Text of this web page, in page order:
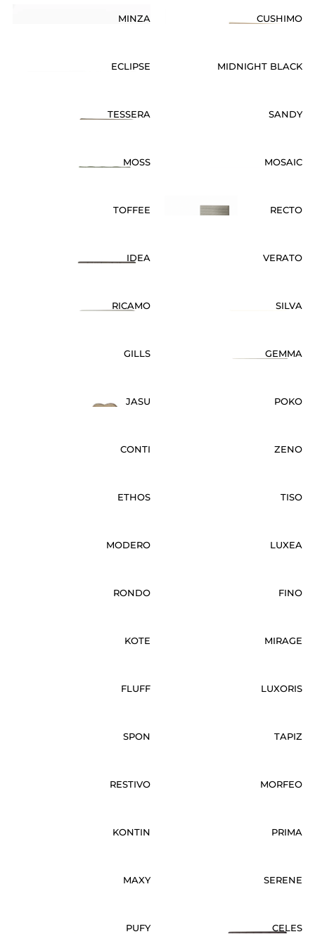
MINZA CUSHIMO
ECLIPSE MIDNIGHT BLACK
TESSERA SANDY
MOSS MOSAIC
TOFFEE RECTO
IDEA VERATO
RICAMO SILVA
GILLS GEMMA
JASU POKO
CONTI ZENO
ETHOS TISO
MODERO LUXEA
RONDO FINO
KOTE MIRAGE
FLUFF LUXORIS
SPON TAPIZ
RESTIVO MORFEO
KONTIN PRIMA
MAXY SERENE
PUFY CELES